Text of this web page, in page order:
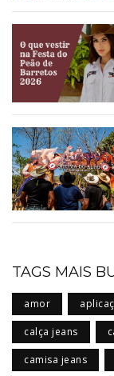
TAGS MAIS
amor
calça jeans
camisa jeans